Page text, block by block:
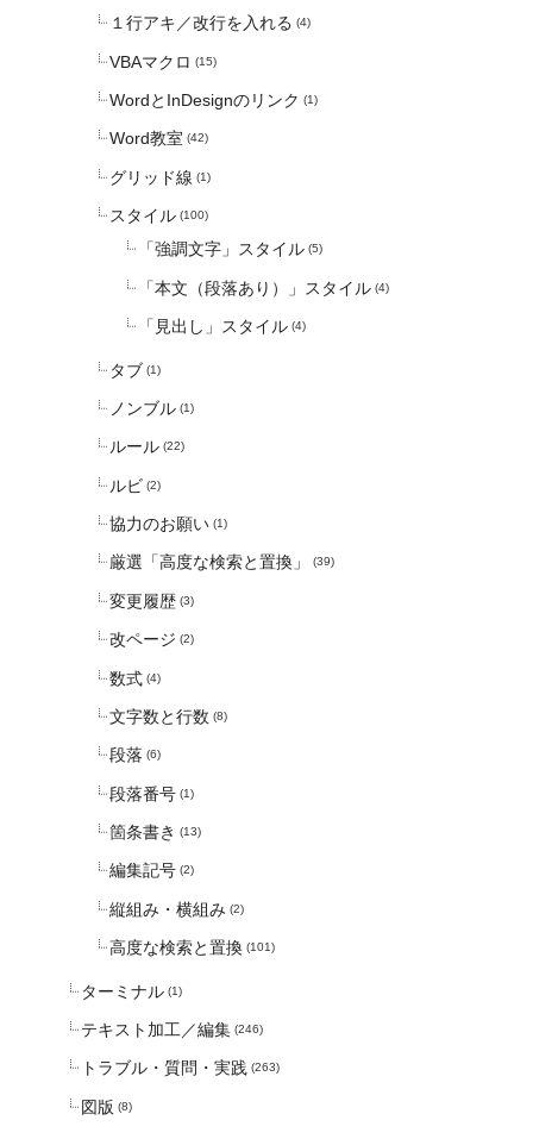
１行アキ／改行を入れる (4)
VBAマクロ (15)
WordとInDesignのリンク (1)
Word教室 (42)
グリッド線 (1)
スタイル (100)
「強調文字」スタイル (5)
「本文（段落あり）」スタイル (4)
「見出し」スタイル (4)
タブ (1)
ノンブル (1)
ルール (22)
ルビ (2)
協力のお願い (1)
厳選「高度な検索と置換」 (39)
変更履歴 (3)
改ページ (2)
数式 (4)
文字数と行数 (8)
段落 (6)
段落番号 (1)
箇条書き (13)
編集記号 (2)
縦組み・横組み (2)
高度な検索と置換 (101)
ターミナル (1)
テキスト加工／編集 (246)
トラブル・質問・実践 (263)
図版 (8)